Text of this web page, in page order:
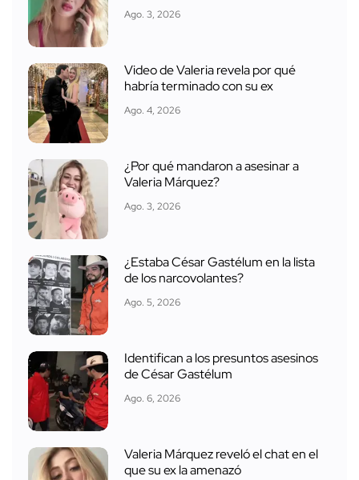
Ago. 3, 2026
Video de Valeria revela por qué
habría terminado con su ex
Ago. 4, 2026
¿Por qué mandaron a asesinar a
Valeria Márquez?
Ago. 3, 2026
¿Estaba César Gastélum en la lista
de los narcovolantes?
Ago. 5, 2026
Identifican a los presuntos asesinos
de César Gastélum
Ago. 6, 2026
Valeria Márquez reveló el chat en el
que su ex la amenazó